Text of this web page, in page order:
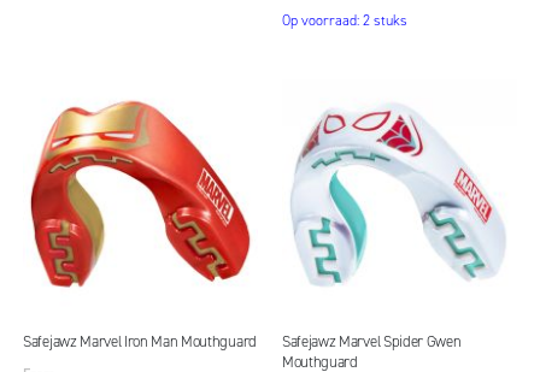
Op voorraad: 2 stuks
Safejawz Marvel Iron Man Mouthguard
Safejawz Marvel Spider Gwen
Mouthguard